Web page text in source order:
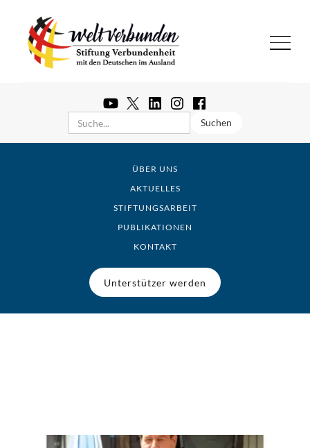
ÜBER UNS
AKTUELLES
STIFTUNGSARBEIT
PUBLIKATIONEN
KONTAKT
Unterstützer werden